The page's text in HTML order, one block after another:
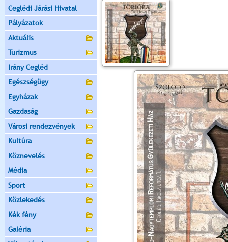
Ceglédi Járási Hivatal
Pályázatok
Aktuális
Turizmus
Irány Cegléd
Egészségügy
Egyházak
Gazdaság
Városi rendezvények
Kultúra
Köznevelés
Média
Sport
Közlekedés
Kék fény
Galéria